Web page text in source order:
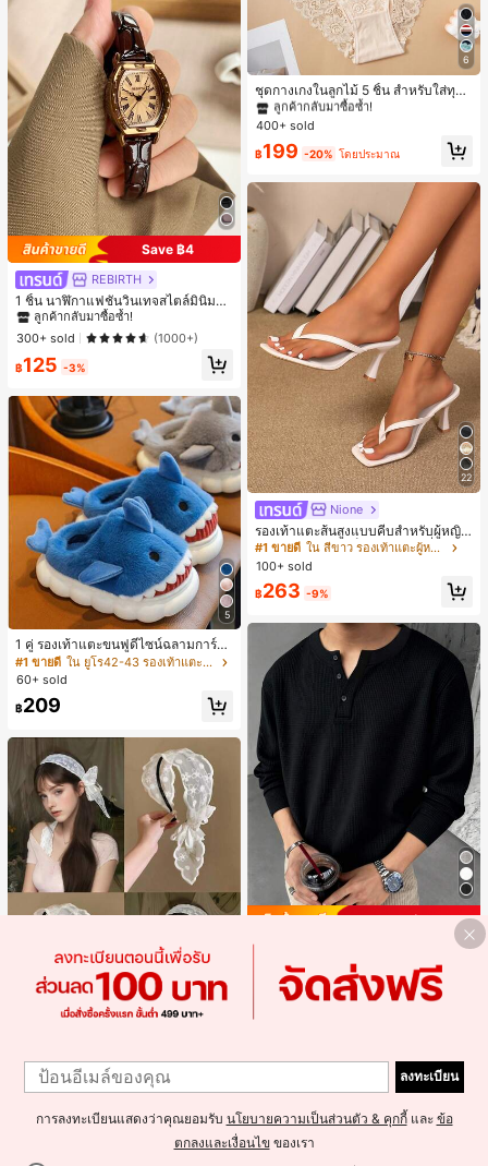
Save ฿4
REBIRTH
1 ชิ้น นาฬิกาแฟชั่นวินเทจสไตล์มินิมอล
เลขโรมันสำหรับผู้หญิง เหมาะสำหรับก
ารตกแต่งประจำวัน
#1 ขายดี
ลูกค้ากลับมาซื้อซ้ำ!
#1 ขายดี
ลูกค้ากลับมาซื้อซ้ำ!
#1 ขายดี
ลูกค้ากลับมาซื้อซ้ำ!
#1 ขายดี
ลูกค้ากลับมาซื้อซ้ำ!
300+ sold (1000+)
฿125 -3%
5
1 คู่ รองเท้าแตะขนฟูดีไซน์ฉลามการ์ตู
น น่ารักและสนุกสนาน เหมาะสำหรับฤดู
ใบไม้ร่วง/ฤดูหนาว รองเท้าแตะยูนิเซ็ก
กลางแจ้ง ช่วยให้เท้าของคุณอบอุ่นและ
สบาย ทำให้เป็นของตกแต่งบ้านส่วนตัว
สำหรับห้องนอนหรือห้องน้ำ
#1 ขายดี
ใน ยูโร42-43 รองเท้าแตะใส่ในบ้าน
60+ sold
฿209
2ชิ้น/1ชิ้น ที่คาดผมโบว์ลูกไม้ มงกุฎสูง
แถบกว้าง สีดำ สีขาว สำหรับใส่ประจำ
วัน กิ๊บติดผม ยางรัดผม (ลายปักดอกไม้
จัดวางแบบสุ่ม)
#1 ขายดี ใน โพลีเอสเตอร์ ที่คาดผม
900+ sold
49
6
ชุดกางเกงในลูกไม้ 5 ชิ้น สำหรับใส่ทุกวั
น
#1 ขายดี
ลูกค้ากลับมาซื้อซ้ำ!
#1 ขายดี
ลูกค้ากลับมาซื้อซ้ำ!
#1 ขายดี
ลูกค้ากลับมาซื้อซ้ำ!
#1 ขายดี
400+ sold
฿199 -20% โดยประมาณ
22
Nione
รองเท้าแตะส้นสูงแบบคีบสำหรับผู้หญิง
สไตล์คลาสสิก สีบล็อก สไตล์แฟรี่ฤดูร้อ
น ส้นเข็ม รองเท้าแตะแบบคีบ รองเท้าแ
ตะชายหาดแฟชั่นสายไขว้ รองเท้าผู้ห
ญิง สำหรับออฟฟิศ บ้าน กลางแจ้ง ดีไซ
น์หัวเหลี่ยม ชิคและหรูหรา สำหรับเดทไ
นท์
#1 ขายดี
ใน สีขาว รองเท้าแตะผู้หญิง
100+ sold
฿263 -9%
Save ฿14
Blueprint Man เสื้อยืดผู้ชาย 1 ชิ้น คอเ
ฮนลีย์ ผ้าถักลายวาฟเฟิล คอวีเล็ก ทรงห
ลวม บาง ระบายอากาศได้ดี ใส่สบาย มี
#1 ขายดี
ใน มีรอยบาก เสื้อยืดผู้ชาย
100+ sold
1
ลงทะเบียน
การลงทะเบียนแสดงว่าคุณยอมรับ นโยบายความเป็นส่วนตัว & คุกกี้และ ข้อ
ตกลงและเงื่อนไขของเรา